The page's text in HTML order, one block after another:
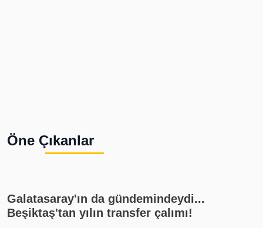
Öne Çıkanlar
Galatasaray'ın da gündemindeydi...
Beşiktaş'tan yılın transfer çalımı!